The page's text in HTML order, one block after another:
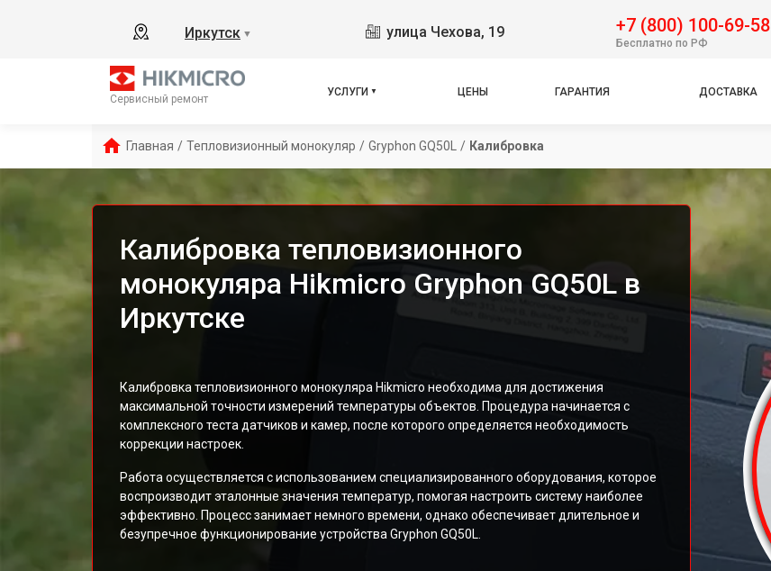
Иркутск ▼ улица Чехова, 19 +7 (800) 100-69-58
Бесплатно по РФ
Сервисный ремонт
УСЛУГИ ЦЕНЫ ГАРАНТИЯ ДОСТАВКА
Главная / Тепловизионный монокуляр / Gryphon GQ50L / Калибровка
Калибровка тепловизионного
монокуляра Hikmicro Gryphon GQ50L в
Иркутске
Калибровка тепловизионного монокуляра Hikmicro необходима для достижения
максимальной точности измерений температуры объектов. Процедура начинается с
комплексного теста датчиков и камер, после которого определяется необходимость
коррекции настроек.
Работа осуществляется с использованием специализированного оборудования, которое
воспроизводит эталонные значения температур, помогая настроить систему наиболее
эффективно. Процесс занимает немного времени, однако обеспечивает длительное и
безупречное функционирование устройства Gryphon GQ50L.